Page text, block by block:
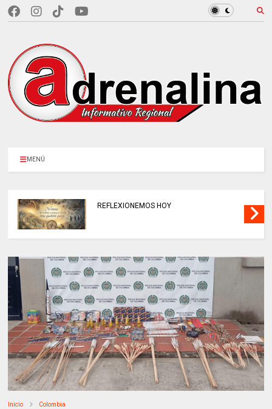
MENÚ
REFLEXIONEMOS HOY
Inicio Colombia